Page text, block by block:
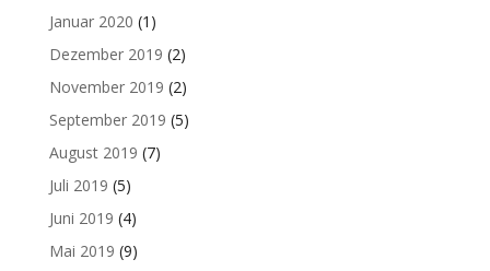
Januar 2020 (1)
Dezember 2019 (2)
November 2019 (2)
September 2019 (5)
August 2019 (7)
Juli 2019 (5)
Juni 2019 (4)
Mai 2019 (9)